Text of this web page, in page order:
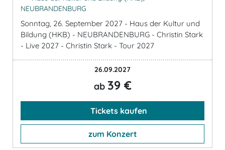
NEUBRANDENBURG
Sonntag, 26. September 2027 - Haus der Kultur und
Bildung (HKB) - NEUBRANDENBURG - Christin Stark
- Live 2027 - Christin Stark - Tour 2027
26.09.2027
ab 39 €
Tickets kaufen
zum Konzert